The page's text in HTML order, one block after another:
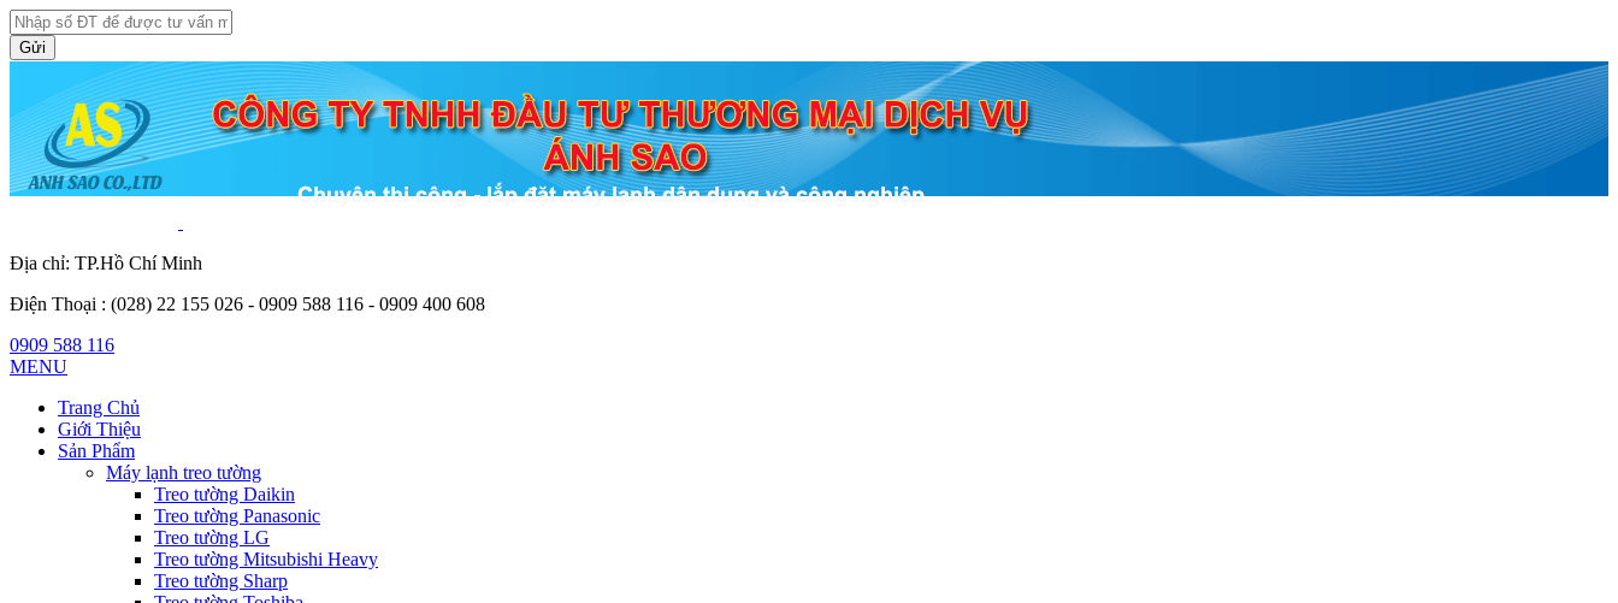
Gửi
Địa chỉ: TP.Hồ Chí Minh
Điện Thoại : (028) 22 155 026 - 0909 588 116 - 0909 400 608
0909 588 116
MENU
Trang Chủ
Giới Thiệu
Sản Phẩm
Máy lạnh treo tường
Treo tường Daikin
Treo tường Panasonic
Treo tường LG
Treo tường Mitsubishi Heavy
Treo tường Sharp